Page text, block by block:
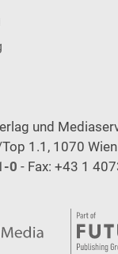
und
1.1, 1070 Wien
0 - Fax: +43 1